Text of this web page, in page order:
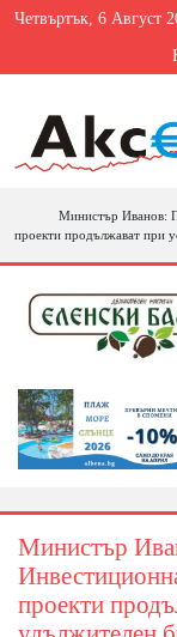
Четвъртък, 6 Август
Министър Иванов:
проекти продължават при
Министър
проекти